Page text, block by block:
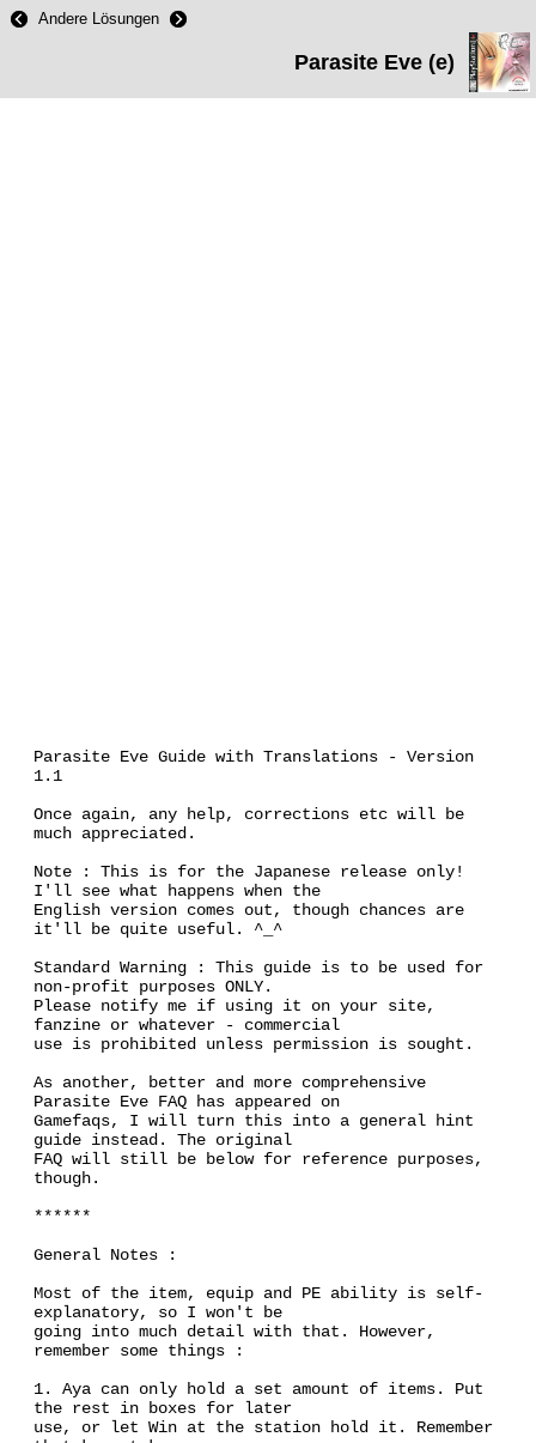
Andere Lösungen
Parasite Eve (e)